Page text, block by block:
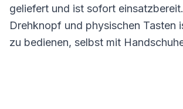
geliefert und ist sofort
Drehknopf und physischen Tasten
zu bedienen, selbst mit